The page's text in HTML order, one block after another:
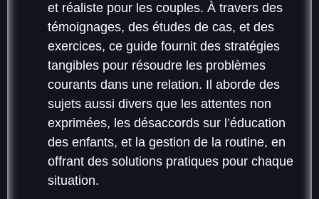
et réaliste pour les couples. À travers des
témoignages, des études de cas, et des
exercices, ce guide fournit des stratégies
tangibles pour résoudre les problèmes
courants dans une relation. Il aborde des
sujets aussi divers que les attentes non
exprimées, les désaccords sur l’éducation
des enfants, et la gestion de la routine, en
offrant des solutions pratiques pour chaque
situation.